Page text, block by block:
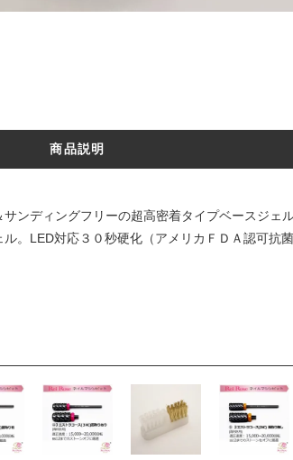
商品説明
ンディングフリーの超高密着タイプベースジ
。LED対応３０秒硬化（アメリカＦＤＡ認可抗